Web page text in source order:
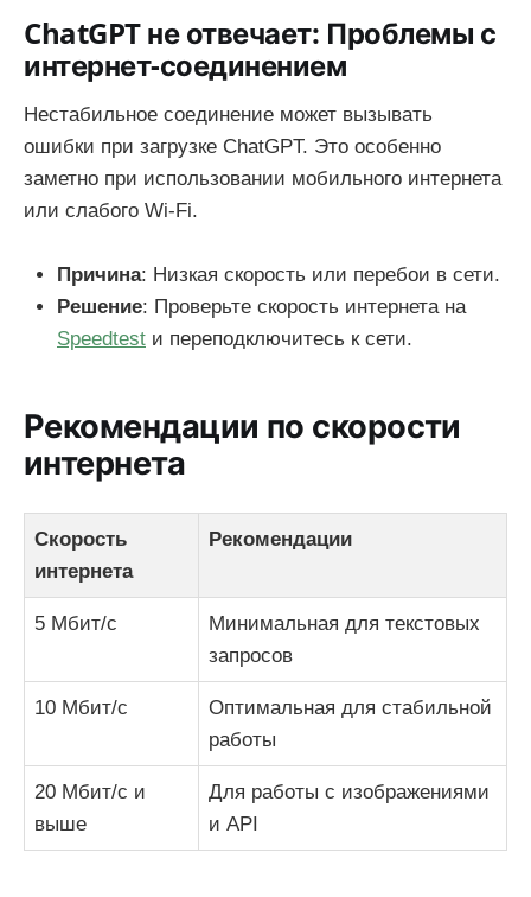
ChatGPT не отвечает: Проблемы с
интернет-соединением
Нестабильное соединение может вызывать
ошибки при загрузке ChatGPT. Это особенно
заметно при использовании мобильного интернета
или слабого Wi-Fi.
Причина: Низкая скорость или перебои в сети.
Решение: Проверьте скорость интернета на
Speedtest и переподключитесь к сети.
Рекомендации по скорости
интернета
Скорость
интернета
Рекомендации
5 Мбит/с
Минимальная для текстовых
запросов
10 Мбит/с
Оптимальная для стабильной
работы
20 Мбит/с и
выше
Для работы с изображениями
и API